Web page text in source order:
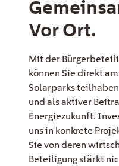
Vor Ort.
EE Text
Mit der
können Sie direkt
Solarparks
und als aktiver
Energiezukunft.
uns in konkrete
Sie von deren
Beteiligung stärkt